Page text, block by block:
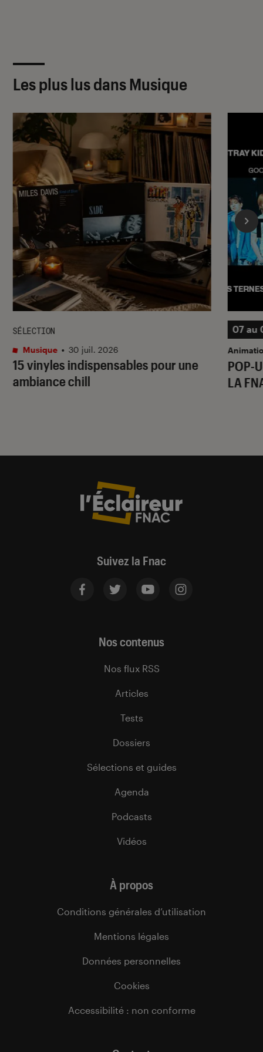
Les plus lus dans Musique
15 vinyles indispensables pour une
ambiance chill
SÉLECTION
Musique • 30 juil. 2026
POP-
LA
07 au
Suivez la Fnac
Nos contenus
Nos flux RSS
Articles
Tests
Dossiers
Sélections et guides
Agenda
Podcasts
Vidéos
À propos
Conditions générales d’utilisation
Mentions légales
Données personnelles
Cookies
Accessibilité : non conforme